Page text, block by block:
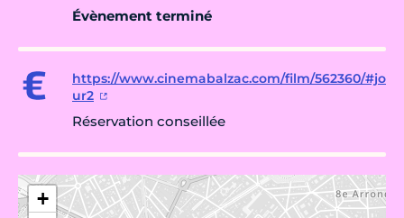
Évènement terminé
https://www.cinemabalzac.com/film/562360/#jo
ur2
Réservation conseillée
+